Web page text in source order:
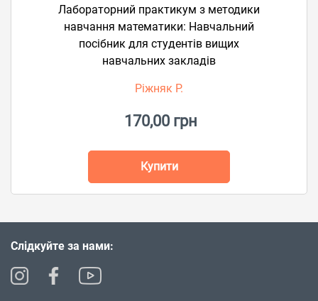
Лабораторний практикум з методики
навчання математики: Навчальний
посібник для студентів вищих
навчальних закладів
Ріжняк Р.
170,00 грн
Купити
Слідкуйте за нами: